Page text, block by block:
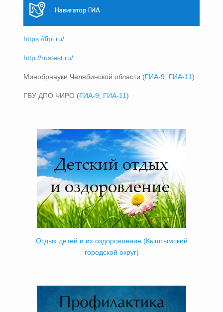
https://fipi.ru/
http://rustest.ru/
Минобрнауки Челябинской области (ГИА-9 ГИА-11)
ГБУ ДПО ЧИРО (ГИА-9 ГИА-11)
Отдых детей и их оздоровление (Кыштымский
городской округ)